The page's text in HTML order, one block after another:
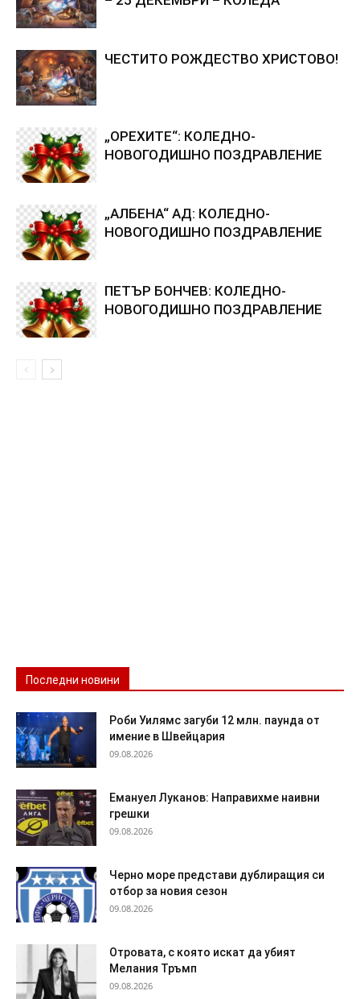
ЧЕСТИТО РОЖДЕСТВО ХРИСТОВО!
„ОРЕХИТЕ“: КОЛЕДНО-
НОВОГОДИШНО ПОЗДРАВЛЕНИЕ
„АЛБЕНА“ АД: КОЛЕДНО-
НОВОГОДИШНО ПОЗДРАВЛЕНИЕ
ПЕТЪР БОНЧЕВ: КОЛЕДНО-
НОВОГОДИШНО ПОЗДРАВЛЕНИЕ
Последни новини
Роби Уилямс загуби 12 млн. паунда от
имение в Швейцария
09.08.2026
Емануел Луканов: Направихме наивни
грешки
09.08.2026
Черно море представи дублиращия си
отбор за новия сезон
09.08.2026
Отровата, с която искат да убият
Мелания Тръмп
09.08.2026